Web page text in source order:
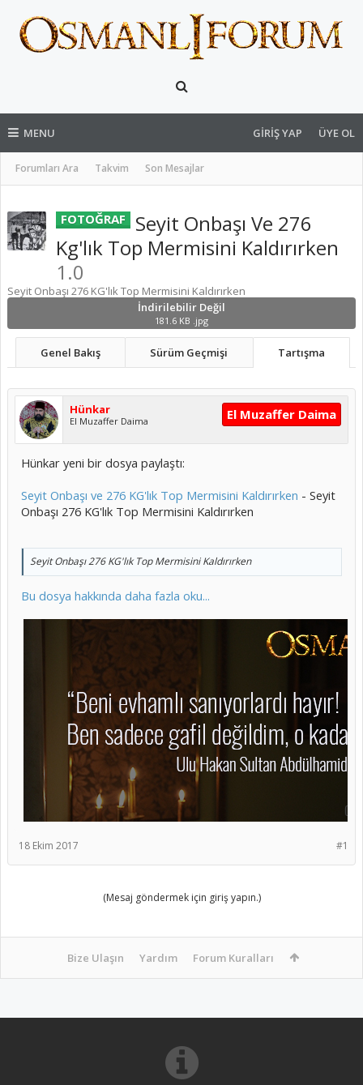
MENU
Forumları Ara Takvim Son Mesajlar
GIRIŞ YAP ÜYE OL
İndirilebilir Değil
181.6 KB .jpg
FOTOĞRAF
Seyit Onbaşı Ve 276
Kg'lık Top Mermisini Kaldırırken
1.0
Seyit Onbaşı 276 KG'lık Top Mermisini Kaldırırken
Genel Bakış Sürüm Geçmişi Tartışma
Hünkar
El Muzaffer Daima El Muzaffer Daima
Hünkar yeni bir dosya paylaştı:
Seyit Onbaşı ve 276 KG'lık Top Mermisini Kaldırırken - Seyit
Onbaşı 276 KG'lık Top Mermisini Kaldırırken
Seyit Onbaşı 276 KG'lık Top Mermisini Kaldırırken
Bu dosya hakkında daha fazla oku...
#1
18 Ekim 2017
(Mesaj göndermek için giriş yapın.)
Bize Ulaşın Yardım Forum Kuralları